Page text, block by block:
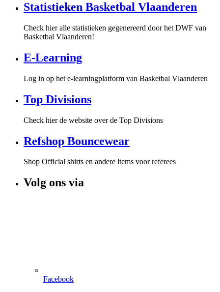
Statistieken Basketbal Vlaanderen
Check hier alle statistieken gegenereerd door het DWF van
Basketbal Vlaanderen!
E-Learning
Log in op het e-learningplatform van Basketbal Vlaanderen
Top Divisions
Check hier de website over de Top Divisions
Refshop Bouncewear
Shop Official shirts en andere items voor referees
Volg ons via
Facebook